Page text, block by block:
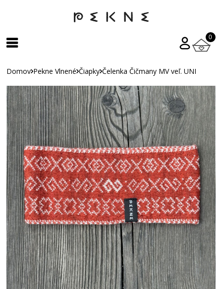
0
Domov Pekne Vlnené Čiapky Čelenka Čičmany MV veľ. UNI